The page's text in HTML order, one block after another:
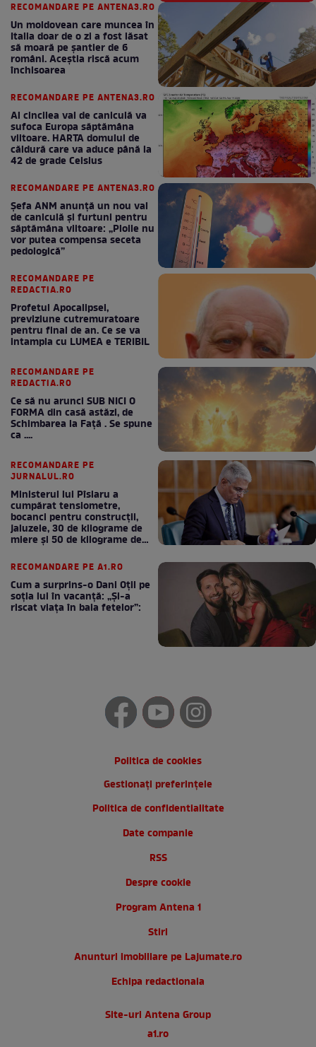
RECOMANDARE PE ANTENA3.RO
Un moldovean care muncea în
Italia doar de o zi a fost lăsat
să moară pe şantier de 6
români. Aceștia riscă acum
închisoarea
RECOMANDARE PE ANTENA3.RO
Al cincilea val de caniculă va
sufoca Europa săptămâna
viitoare. HARTA domului de
căldură care va aduce până la
42 de grade Celsius
RECOMANDARE PE ANTENA3.RO
Șefa ANM anunță un nou val
de caniculă și furtuni pentru
săptămâna viitoare: „Ploile nu
vor putea compensa seceta
pedologică”
RECOMANDARE PE
REDACTIA.RO
Profetul Apocalipsei,
previziune cutremuratoare
pentru final de an. Ce se va
intampla cu LUMEA e TERIBIL
RECOMANDARE PE
REDACTIA.RO
Ce să nu arunci SUB NICI O
FORMA din casă astăzi, de
Schimbarea la Față . Se spune
ca ....
RECOMANDARE PE
JURNALUL.RO
Ministerul lui Pîslaru a
cumpărat tensiometre,
bocanci pentru construcții,
jaluzele, 30 de kilograme de
miere și 50 de kilograme de
RECOMANDARE PE A1.RO
Cum a surprins-o Dani Oțil pe
soția lui în vacanță: „Și-a
riscat viața în baia fetelor”:
Politica de cookies
Gestionați preferințele
Politica de confidentialitate
Date companie
RSS
Despre cookie
Program Antena 1
Stiri
Anunturi imobiliare pe Lajumate.ro
Echipa redactionala
Site-uri Antena Group
a1.ro